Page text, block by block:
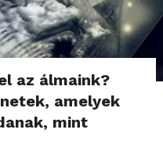
az álmaink?
amelyek
mint